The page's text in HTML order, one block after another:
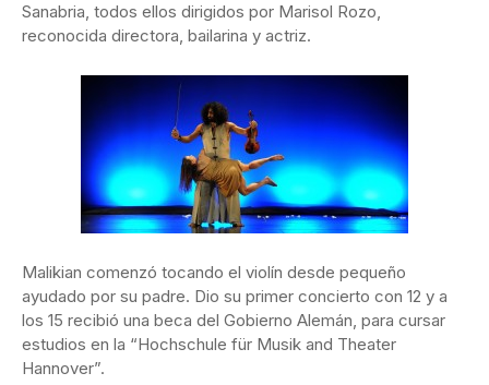
Sanabria, todos ellos dirigidos por Marisol Rozo,
reconocida directora, bailarina y actriz.
Malikian comenzó tocando el violín desde pequeño
ayudado por su padre. Dio su primer concierto con 12 y a
los 15 recibió una beca del Gobierno Alemán, para cursar
estudios en la “Hochschule für Musik and Theater
Hannover”.